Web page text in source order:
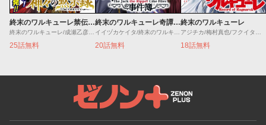
終末のワルキューレ禁伝 神々の黙示録
終末のワルキューレ/成瀬乙彦/岡本一兵
25話無料
終末のワルキューレ奇譚 ジャック・ザ・リッパーの事件簿
イイヅカケイタ/終末のワルキューレ
20話無料
終末のワルキューレ
アジチカ/梅村真也/フクイタクミ
18話無料
ゼノンプラス